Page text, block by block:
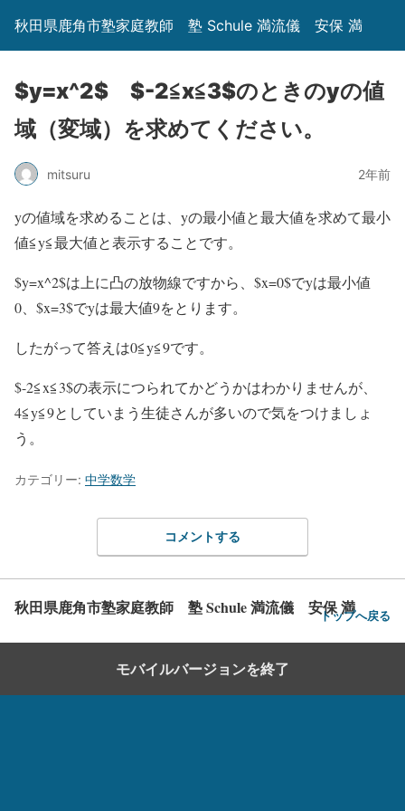
秋田県鹿角市塾家庭教師 塾 Schule 満流儀 安保 満
$y=x^2$ $-2≦x≦3$のときのyの値
域（変域）を求めてください。
mitsuru 2年前
yの値域を求めることは、yの最小値と最大値を求めて最小
値≦y≦最大値と表示することです。
$y=x^2$は上に凸の放物線ですから、$x=0$でyは最小値
0、$x=3$でyは最大値9をとります。
したがって答えは0≦y≦9です。
$-2≦x≦3$の表示につられてかどうかはわかりませんが、
4≦y≦9としていまう生徒さんが多いので気をつけましょ
う。
カテゴリー: 中学数学
コメントする
秋田県鹿角市塾家庭教師 塾 Schule 満流儀 安保 満トップへ戻る
モバイルバージョンを終了